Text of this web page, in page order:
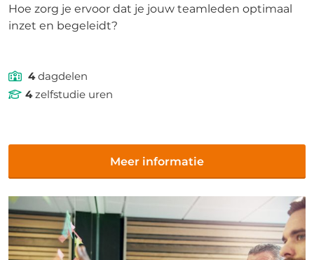
Hoe zorg je ervoor dat je jouw teamleden optimaal
inzet en begeleidt?
4dagdelen
4zelfstudie uren
Meer informatie